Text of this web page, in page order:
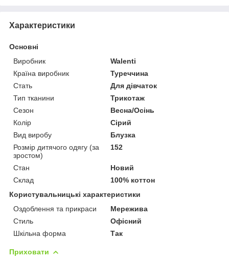
Характеристики
Основні
Виробник
Walenti
Країна виробник
Туреччина
Стать
Для дівчаток
Тип тканини
Трикотаж
Сезон
Весна/Осінь
Колір
Сірий
Вид виробу
Блузка
Розмір дитячого одягу (за
зростом)
152
Стан
Новий
Склад
100% коттон
Користувальницькі характеристики
Оздоблення та прикраси
Мережива
Стиль
Офісний
Шкільна форма
Так
Приховати